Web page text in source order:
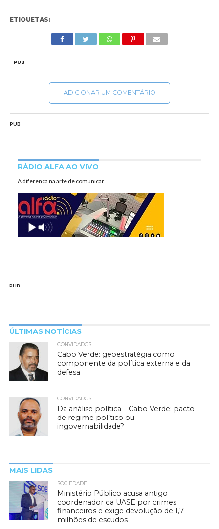
ETIQUETAS:
PUB
ADICIONAR UM COMENTÁRIO
PUB
RÁDIO ALFA AO VIVO
A diferença na arte de comunicar
PUB
ÚLTIMAS NOTÍCIAS
CONVIDADOS
Cabo Verde: geoestratégia como
componente da política externa e da
defesa
CONVIDADOS
Da análise política – Cabo Verde: pacto
de regime político ou
ingovernabilidade?
MAIS LIDAS
SOCIEDADE
Ministério Público acusa antigo
coordenador da UASE por crimes
financeiros e exige devolução de 1,7
milhões de escudos